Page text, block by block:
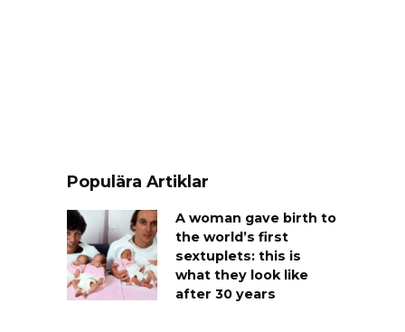
Populära Artiklar
A woman gave birth to
the world’s first
sextuplets: this is
what they look like
after 30 years